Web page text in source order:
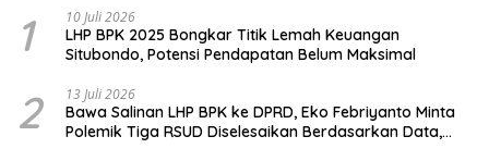
1 10 Juli 2026
LHP BPK 2025 Bongkar Titik Lemah Keuangan
Situbondo, Potensi Pendapatan Belum Maksimal
2 13 Juli 2026
Bawa Salinan LHP BPK ke DPRD, Eko Febriyanto Minta
Polemik Tiga RSUD Diselesaikan Berdasarkan Data,